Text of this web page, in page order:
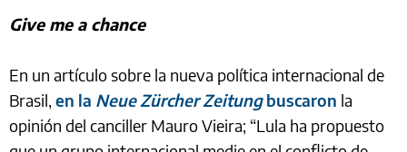
Give me a chance
En un artículo sobre la nueva política internacional de
Brasil, en la Neue Zürcher Zeitungbuscaron la
opinión del canciller Mauro Vieira; “Lula ha propuesto